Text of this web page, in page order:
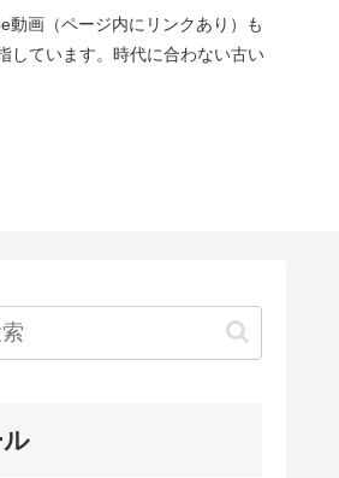
動画（ページ内にリンクあり）も
しています。時代に合わない古い